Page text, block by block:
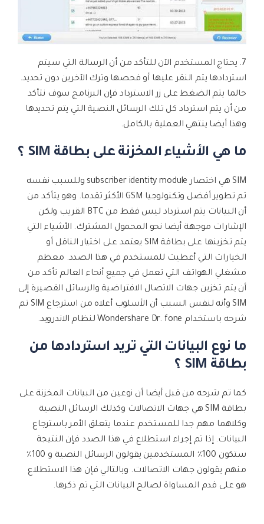
7. يحتاج المستخدم الآن للتأكد من أن الرسالة التي سيتم
استردادها يتم النقر عليها أو فحصها وترك الآخرين دون تحديد.
حالما يتم الضغط على زر الاسترداد فإن البرنامج سوف نتأكد
من أن يتم استرداد كل تلك الرسائل النصية التي يتم تحديدها
وهذا أيضا ينتهي العملية بالكامل.
ما هي الأشياء المخزنة على بطاقة SIM ؟
SIM هي اختصار subscriber identity module وللسبب نفسه
تم تطوير أفضل وتكنولوجيا GSM الأكثر تقدما. وهو يتأكد من
أن البيانات يتم استرداد ليس فقط من BTC القريب ولكن
الإشارات موجهة أيضا نحو المحمول المشترك. الأشياء التي
يتم تخزينها على بطاقة SIM يعتمد على اختيار الناقل أو
الخيارات التي أعطيت للمستخدم في هذا الصدد. معظم
مشغلي الهواتف التي تعمل في جميع أنحاء العالم تأكد من
أن يتم تخزين جهات الاتصال الافتراضية والرسائل القصيرة إلى
SIM وأنه لنفس السبب أن الأسلوب أعلاه من استرجاع SIM تم
شرحه باستخدام Wondershare Dr. fone لنظام الاندرويد.
ما نوع البيانات التي تريد استردادها من
بطاقة SIM ؟
كما تم شرحه من قبل أيضا أن نوعين من البيانات المخزنة على
بطاقة SIM هي جهات الاتصالات وكذلك الرسائل النصية
وكلاهما مهم جدا للمستخدم عندما يتعلق الأمر باسترجاع
البيانات. إذا تم إجراء استطلاع في هذا الصدد فإن النتيجة
ستكون 100٪ المستخدمين يقولون الرسائل النصية و 100٪
منهم يقولون جهات الاتصالات. وبالتالي فإن هذا الاستطلاع
هو على قدم المساواة لصالح البيانات التي تم ذكرها.